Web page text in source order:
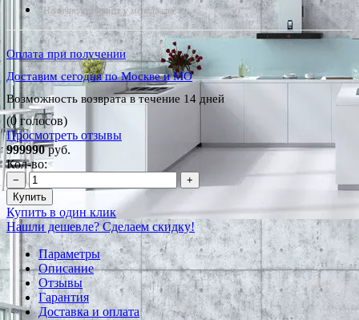
*Наличие уточняйте у менеджера
Оплата при получении
Доставим сегодня по Москве и МО
Возможность возврата в течение 14 дней
(0 голосов)
Просмотреть отзывы
999990руб.
Кол-во:
−
+
Купить
Купить в один клик
Нашли дешевле? Сделаем скидку!
Параметры
Описание
Отзывы
Гарантия
Доставка и оплата